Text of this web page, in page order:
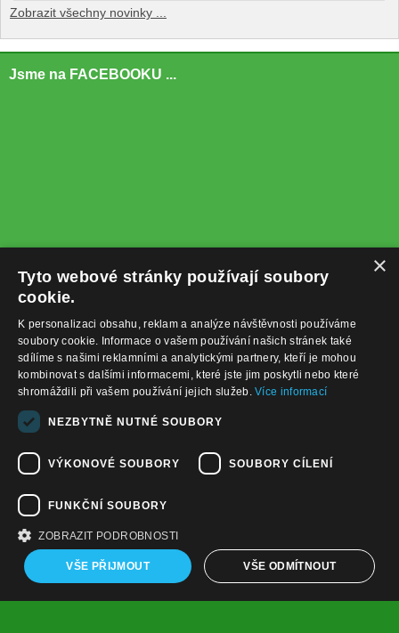
Zobrazit všechny novinky ...
Jsme na FACEBOOKU ...
+420732122225
obchod@baterie-nabijecka.cz
Navigace
Úvodní strana
Nákupní košík
Kontaktní informace
Odstoupení od smlouvy
×
Tyto webové stránky používají soubory
cookie.
K personalizaci obsahu, reklam a analýze návštěvnosti používáme
soubory cookie. Informace o vašem používání našich stránek také
sdílíme s našimi reklamními a analytickými partnery, kteří je mohou
kombinovat s dalšími informacemi, které jste jim poskytli nebo které
shromáždili při vašem používání jejich služeb.Více informací
NEZBYTNĚ NUTNÉ SOUBORY
VÝKONOVÉ SOUBORY SOUBORY CÍLENÍ
FUNKČNÍ SOUBORY
ZOBRAZIT PODROBNOSTI
VŠE PŘIJMOUT VŠE ODMÍTNOUT